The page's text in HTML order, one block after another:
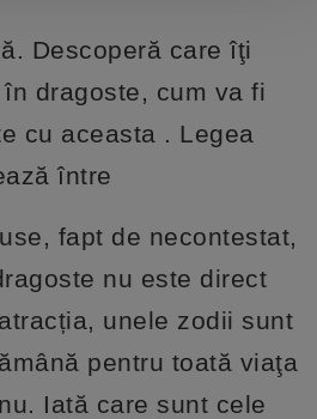
Descoperă care îţi
dragoste, cum va fi
cu aceasta . Legea
între
fapt de necontestat,
nu este direct
unele zodii sunt
pentru toată viaţa
Iată care sunt cele